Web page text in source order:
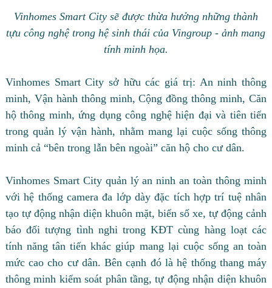
Vinhomes Smart City sẽ được thừa hưởng những thành
tựu công nghệ trong hệ sinh thái của Vingroup - ảnh mang
tính minh họa.
Vinhomes Smart City sở hữu các giá trị: An ninh thông
minh, Vận hành thông minh, Cộng đồng thông minh, Căn
hộ thông minh, ứng dụng công nghệ hiện đại và tiên tiến
trong quản lý vận hành, nhằm mang lại cuộc sống thông
minh cả “bên trong lẫn bên ngoài” căn hộ cho cư dân.
Vinhomes Smart City quản lý an ninh an toàn thông minh
với hệ thống camera đa lớp dày đặc tích hợp trí tuệ nhân
tạo tự động nhận diện khuôn mặt, biển số xe, tự động cảnh
báo đối tượng tình nghi trong KĐT cùng hàng loạt các
tính năng tân tiến khác giúp mang lại cuộc sống an toàn
mức cao cho cư dân. Bên cạnh đó là hệ thống thang máy
thông minh kiểm soát phân tầng, tự động nhận diện khuôn